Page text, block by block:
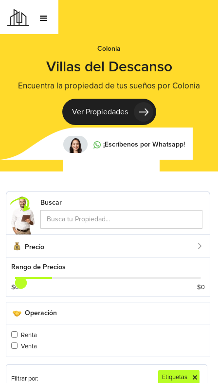
Colonia
Villas del Descanso
Encuentra la propiedad de tus sueños por Colonia
Ver Propiedades
¡Escríbenos por Whatsapp!
Buscar
Precio
Rango de Precios
$0 $0
Operación
Renta
Venta
Filtrar por: Etiquetas